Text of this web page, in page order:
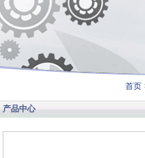
首页
产品中心